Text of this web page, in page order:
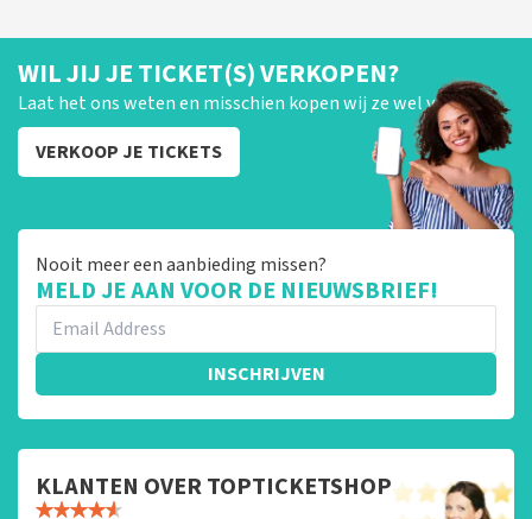
WIL JIJ JE TICKET(S) VERKOPEN?
Laat het ons weten en misschien kopen wij ze wel van je!
VERKOOP JE TICKETS
Nooit meer een aanbieding missen?
MELD JE AAN VOOR DE NIEUWSBRIEF!
INSCHRIJVEN
KLANTEN OVER TOPTICKETSHOP